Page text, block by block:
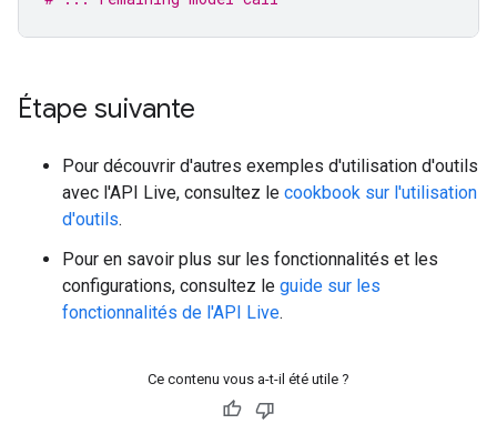
Étape suivante
Pour découvrir d'autres exemples d'utilisation d'outils
avec l'API Live, consultez le cookbook sur l'utilisation
d'outils.
Pour en savoir plus sur les fonctionnalités et les
configurations, consultez le guide sur les
fonctionnalités de l'API Live.
Ce contenu vous a-t-il été utile ?